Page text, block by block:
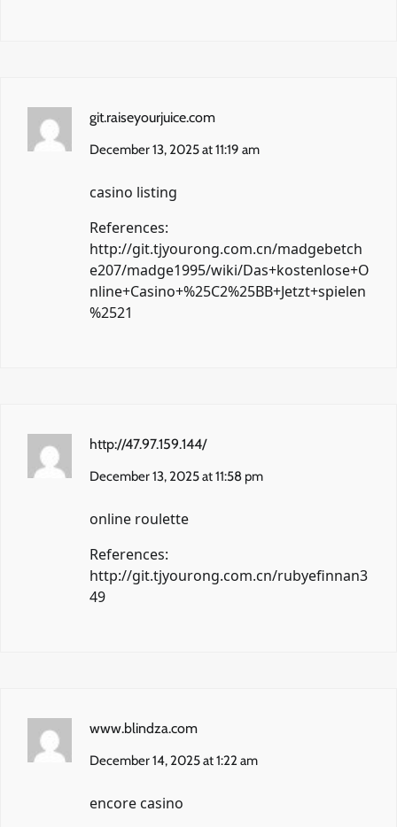
git.raiseyourjuice.com
December 13, 2025 at 11:19 am
casino listing
References:
http://git.tjyourong.com.cn/madgebetch
e207/madge1995/wiki/Das+kostenlose+O
nline+Casino+%25C2%25BB+Jetzt+spielen
%2521
http://47.97.159.144/
December 13, 2025 at 11:58 pm
online roulette
References:
http://git.tjyourong.com.cn/rubyefinnan3
49
www.blindza.com
December 14, 2025 at 1:22 am
encore casino